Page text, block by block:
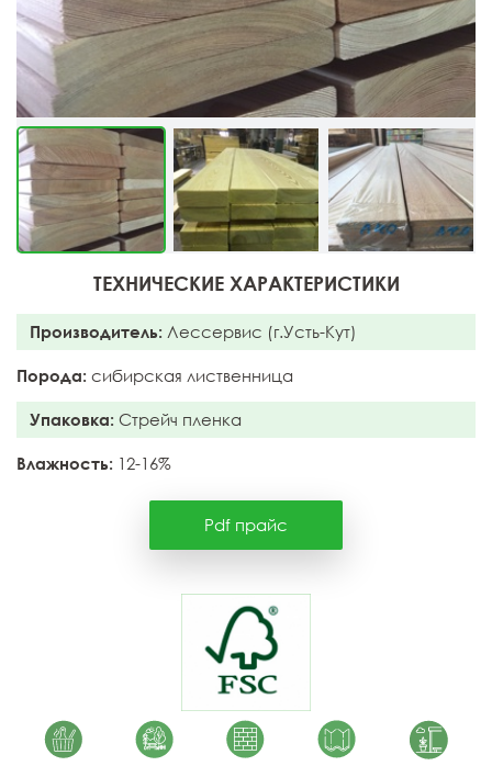
ТЕХНИЧЕСКИЕ ХАРАКТЕРИСТИКИ
Производитель: Лессервис (г.Усть-Кут)
Порода: сибирская лиственница
Упаковка: Стрейч пленка
Влажность: 12-16%
Pdf прайс